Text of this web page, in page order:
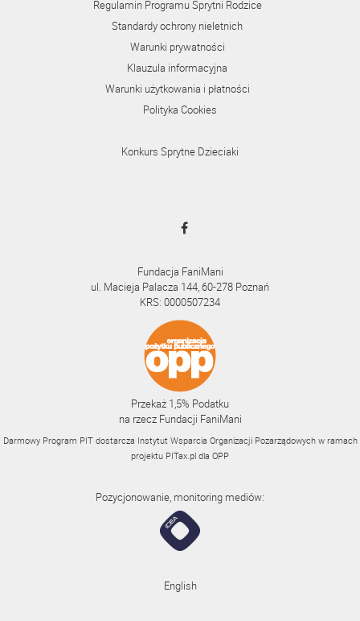
Regulamin Programu Sprytni Rodzice
Standardy ochrony nieletnich
Warunki prywatności
Klauzula informacyjna
Warunki użytkowania i płatności
Polityka Cookies
Konkurs Sprytne Dzieciaki
Fundacja FaniMani
ul. Macieja Palacza 144, 60-278 Poznań
KRS: 0000507234
Przekaż 1,5% Podatku
na rzecz Fundacji FaniMani
Darmowy Program PIT dostarcza Instytut Wsparcia Organizacji Pozarządowych w ramach
projektu PITax.pl dla OPP
Pozycjonowanie, monitoring mediów:
English